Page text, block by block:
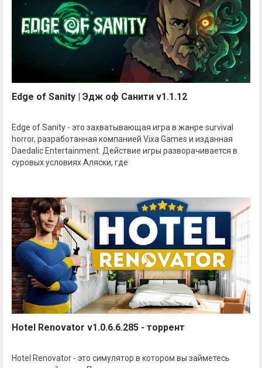
Edge of Sanity | Эдж оф Санити v1.1.12
Edge of Sanity - это захватывающая игра в жанре survival
horror, разработанная компанией Vixa Games и изданная
Daedalic Entertainment. Действие игры разворачивается в
суровых условиях Аляски, где
Hotel Renovator v1.0.6.6.285 - торрент
Hotel Renovator - это симулятор в котором вы займетесь